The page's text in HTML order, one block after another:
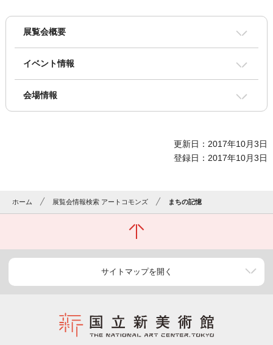
展覧会概要
イベント情報
会場情報
更新日：2017年10月3日
登録日：2017年10月3日
ホーム 展覧会情報検索 アートコモンズ まちの記憶
サイトマップを開く